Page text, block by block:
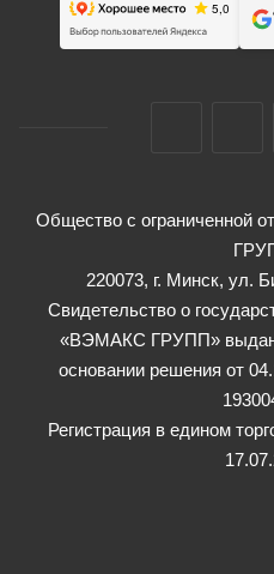
Общество с ограниченной
220073, г. Минск, ул.
Свидетельство о
«ВЭМАКС ГРУПП»
основании решения от
Регистрация в едином